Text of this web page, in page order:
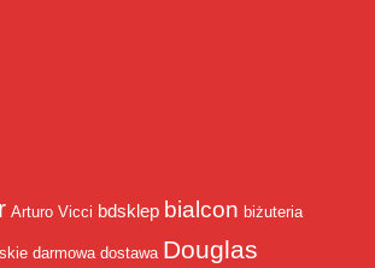
Arturo Vicci bdsklep bialcon biżuteria
darmowa dostawa Douglas